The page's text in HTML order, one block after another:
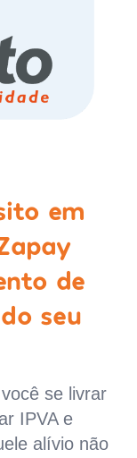
em
de
seu
se livrar
IPVA e
alívio não